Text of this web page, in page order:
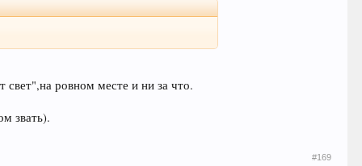
свет",на ровном месте и ни за что.
звать).
#169